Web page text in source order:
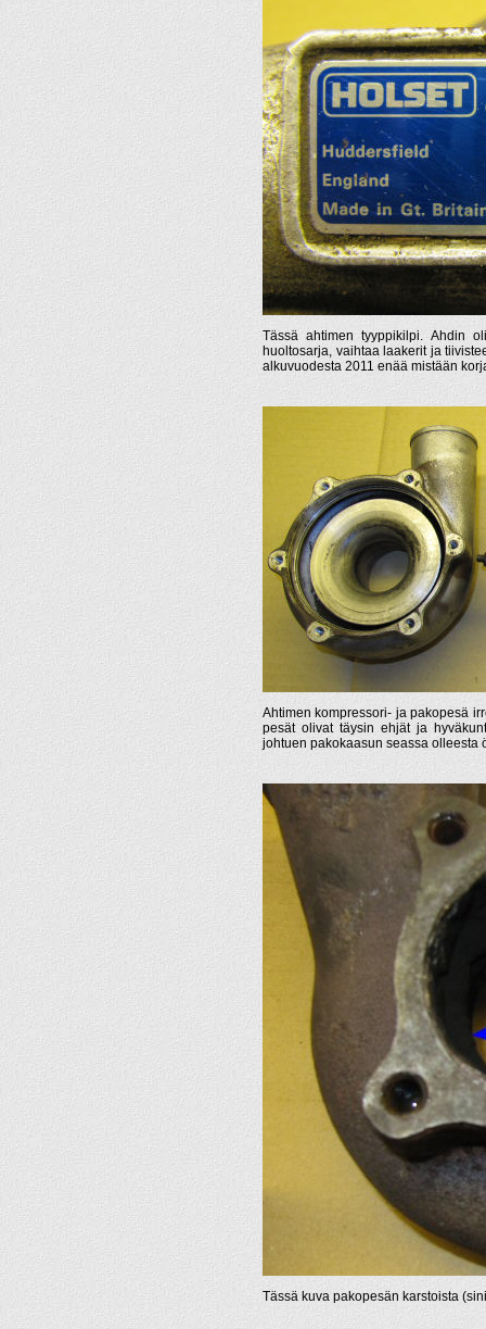
Tässä ahtimen tyyppikilpi. Ahdin
huoltosarja, vaihtaa laakerit ja
alkuvuodesta 2011 enää mistään
Ahtimen kompressori- ja pakopesä
pesät olivat täysin ehjät ja
johtuen pakokaasun seassa olleesta
Tässä kuva pakopesän karstoista